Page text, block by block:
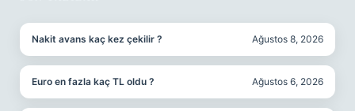
SIDEBAR
Nakit avans kaç kez çekilir ? Ağustos 8, 2026
Euro en fazla kaç TL oldu ? Ağustos 6, 2026